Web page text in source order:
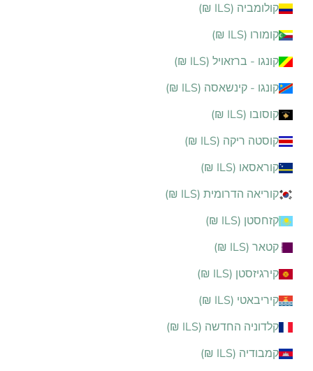
קולומביה (ILS ₪)
קומורו (ILS ₪)
קונגו - ברזאויל (ILS ₪)
קונגו - קינשאסה (ILS ₪)
קוסובו (ILS ₪)
קוסטה ריקה (ILS ₪)
קוראסאו (ILS ₪)
קוריאה הדרומית (ILS ₪)
קזחסטן (ILS ₪)
קטאר (ILS ₪)
קירגיזסטן (ILS ₪)
קיריבאטי (ILS ₪)
קלדוניה החדשה (ILS ₪)
קמבודיה (ILS ₪)